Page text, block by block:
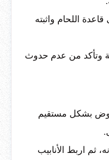
اللحام واثبته
وتأكد من عدم حدوث
بشكل مستقيم
ثم اربط الأنابيب